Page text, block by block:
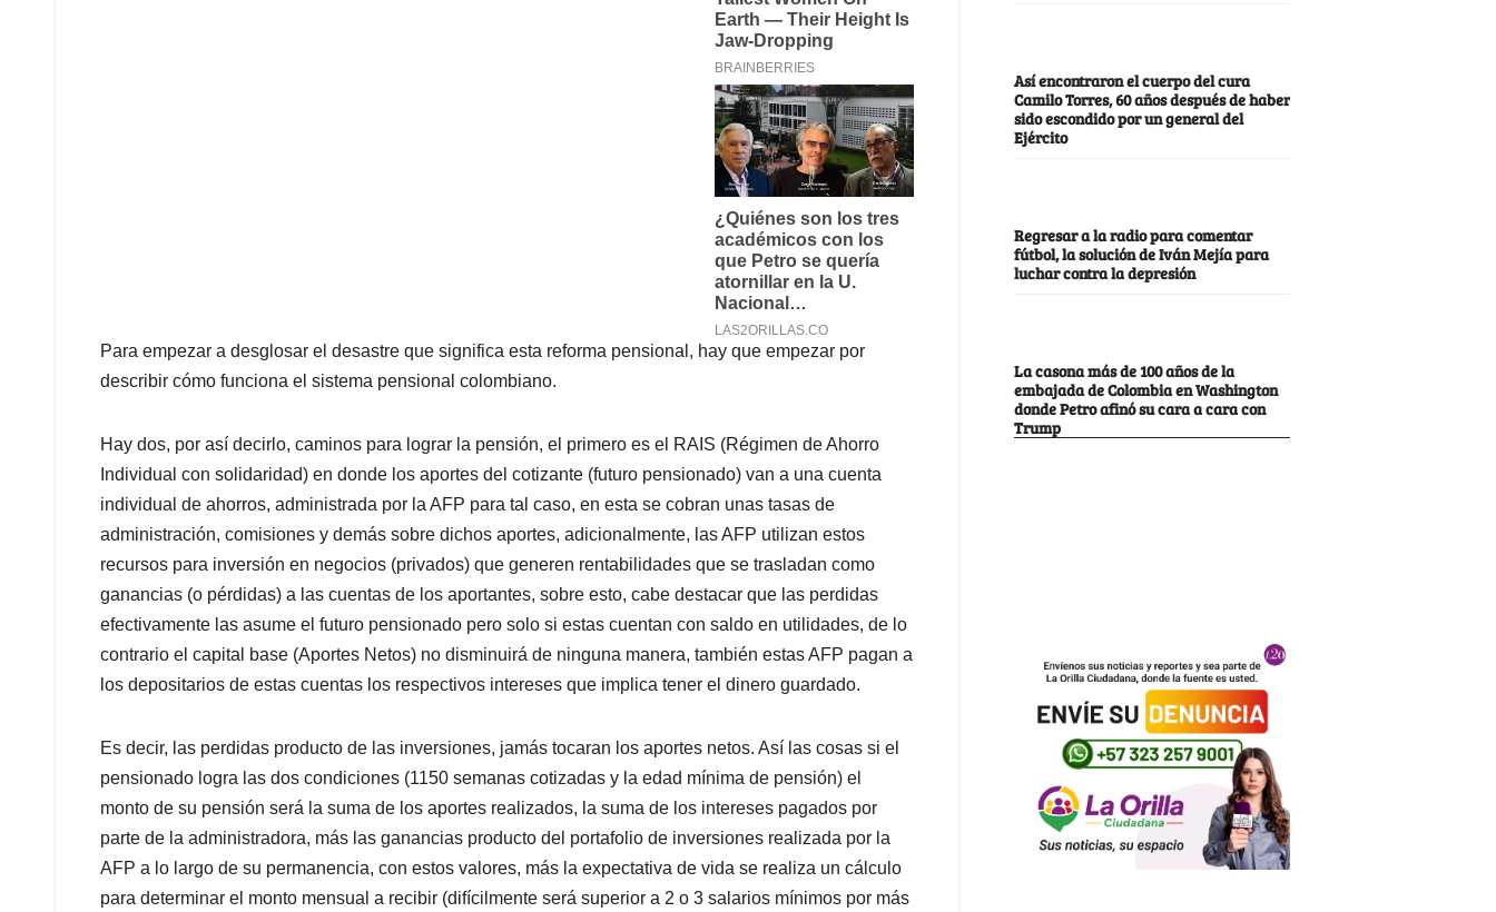
Para empezar a desglosar el desastre que significa esta reforma pensional, hay que empezar por
describir cómo funciona el sistema pensional colombiano.
Hay dos, por así decirlo, caminos para lograr la pensión, el primero es el RAIS (Régimen de Ahorro
Individual con solidaridad) en donde los aportes del cotizante (futuro pensionado) van a una cuenta
individual de ahorros, administrada por la AFP para tal caso, en esta se cobran unas tasas de
administración, comisiones y demás sobre dichos aportes, adicionalmente, las AFP utilizan estos
recursos para inversión en negocios (privados) que generen rentabilidades que se trasladan como
ganancias (o pérdidas) a las cuentas de los aportantes, sobre esto, cabe destacar que las perdidas
efectivamente las asume el futuro pensionado pero solo si estas cuentan con saldo en utilidades, de lo
contrario el capital base (Aportes Netos) no disminuirá de ninguna manera, también estas AFP pagan a
los depositarios de estas cuentas los respectivos intereses que implica tener el dinero guardado.
Es decir, las perdidas producto de las inversiones, jamás tocaran los aportes netos. Así las cosas si el
pensionado logra las dos condiciones (1150 semanas cotizadas y la edad mínima de pensión) el
monto de su pensión será la suma de los aportes realizados, la suma de los intereses pagados por
parte de la administradora, más las ganancias producto del portafolio de inversiones realizada por la
AFP a lo largo de su permanencia, con estos valores, más la expectativa de vida se realiza un cálculo
para determinar el monto mensual a recibir (difícilmente será superior a 2 o 3 salarios mínimos por más
Así encontraron el cuerpo del cura
Camilo Torres, 60 años después de haber
sido escondido por un general del
Ejército
Regresar a la radio para comentar
fútbol, la solución de Iván Mejía para
luchar contra la depresión
La casona más de 100 años de la
embajada de Colombia en Washington
donde Petro afinó su cara a cara con
Trump